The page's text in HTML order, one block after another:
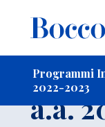
Programmi
2022-2023
-
a.a.